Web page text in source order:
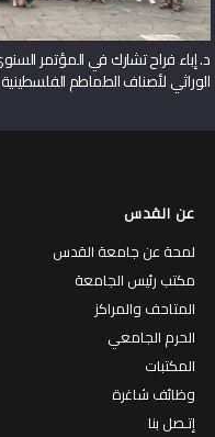
الوراثي لأصناف الطماطم الفلسطينية
عن القدس
لمحة عن جامعة القدس
مكتب رئيس الجامعة
المتاحف والمراكز
الحرم الجامعي
المكتبات
وظائف شاغرة
إتـصل بنا